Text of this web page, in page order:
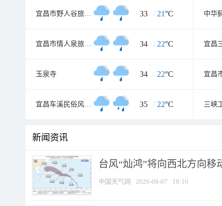
宜昌市野人谷旅游区 33 / 21°C 中华
宜昌市情人泉旅游区 34 / 22°C
玉泉寺 34 / 22°C
宜昌车溪民俗风景区 35 / 22°C 三峡
新闻资讯
台风“灿鸿”将向西北方向移
中国天气网 2026-08-07 18:10